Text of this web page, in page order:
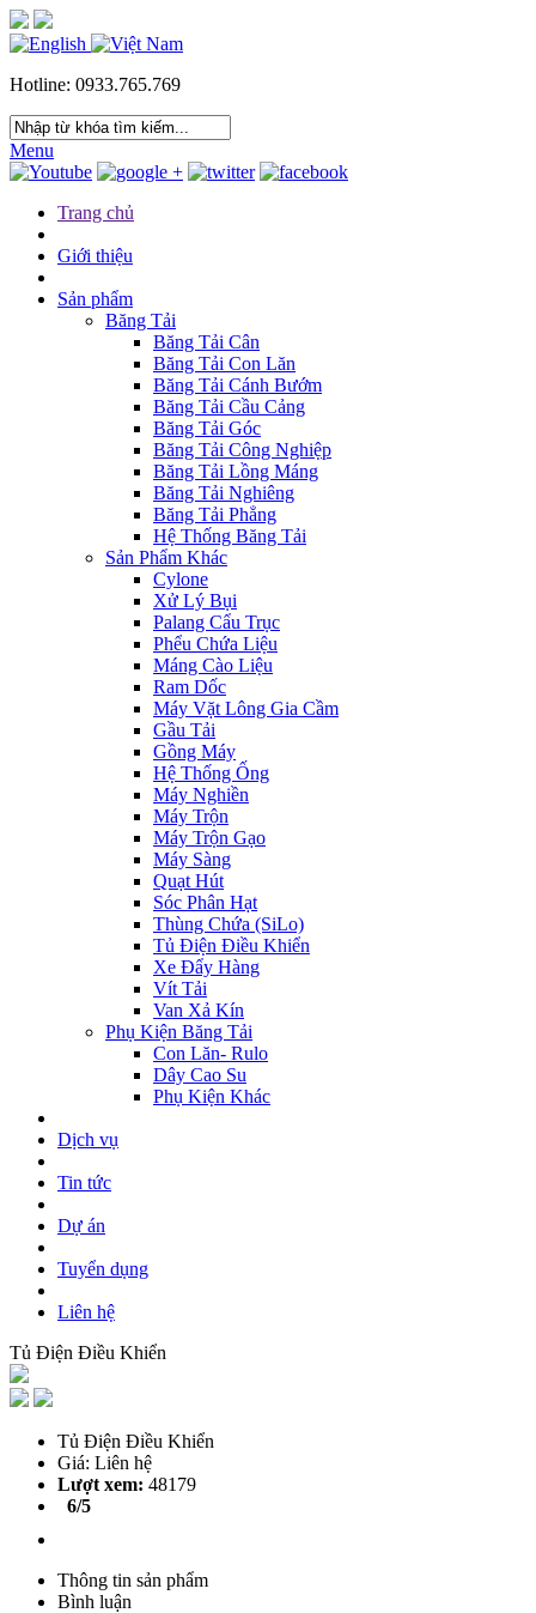
Hotline: 0933.765.769
Menu
Trang chủ
Giới thiệu
Sản phẩm
Băng Tải
Băng Tải Cân
Băng Tải Con Lăn
Băng Tải Cánh Bướm
Băng Tải Cầu Cảng
Băng Tải Góc
Băng Tải Công Nghiệp
Băng Tải Lồng Máng
Băng Tải Nghiêng
Băng Tải Phẳng
Hệ Thống Băng Tải
Sản Phẩm Khác
Cylone
Xử Lý Bụi
Palang Cẩu Trục
Phểu Chứa Liệu
Máng Cào Liệu
Ram Dốc
Máy Vặt Lông Gia Cầm
Gầu Tải
Gồng Máy
Hệ Thống Ống
Máy Nghiền
Máy Trộn
Máy Trộn Gạo
Máy Sàng
Quạt Hút
Sóc Phân Hạt
Thùng Chứa (SiLo)
Tủ Điện Điều Khiển
Xe Đẩy Hàng
Vít Tải
Van Xả Kín
Phụ Kiện Băng Tải
Con Lăn- Rulo
Dây Cao Su
Phụ Kiện Khác
Dịch vụ
Tin tức
Dự án
Tuyển dụng
Liên hệ
Tủ Điện Điều Khiển
Tủ Điện Điều Khiển
Giá: Liên hệ
Lượt xem: 48179
6/5
Thông tin sản phẩm
Bình luận